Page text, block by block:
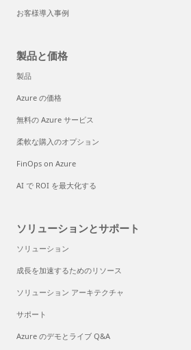
お客様導入事例
製品と価格
製品
Azure の価格
無料の Azure サービス
柔軟な購入のオプション
FinOps on Azure
AI で ROI を最大化する
ソリューションとサポート
ソリューション
成長を加速するためのリソース
ソリューション アーキテクチャ
サポート
Azure のデモとライブ Q&A